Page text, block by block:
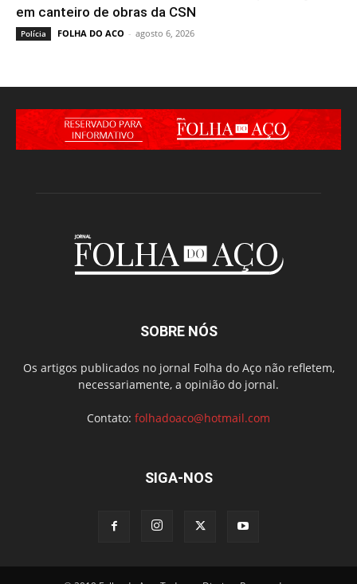
em canteiro de obras da CSN
Polícia FOLHA DO ACO - agosto 6, 2026
SOBRE NÓS
Os artigos publicados no jornal Folha do Aço não refletem,
necessariamente, a opinião do jornal.
Contato: folhadoaco@hotmail.com
SIGA-NOS